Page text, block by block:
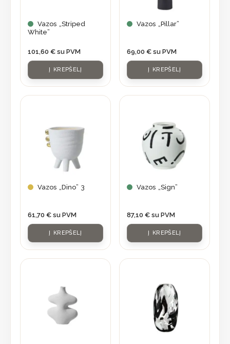
Vazos „Striped
White”
101,60 € su PVM
Į KREPŠELĮ
Vazos „Pillar”
69,00 € su PVM
Į KREPŠELĮ
Vazos „Dino” 3
61,70 € su PVM
Į KREPŠELĮ
Vazos „Sign”
87,10 € su PVM
Į KREPŠELĮ